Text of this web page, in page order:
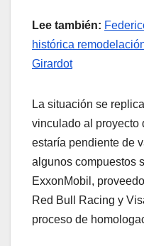
Lee también:
histórica
Girardot
La situación se
vinculado al proyecto
estaría pendiente de
algunos compuestos
ExxonMobil,
Red Bull Racing y
proceso de